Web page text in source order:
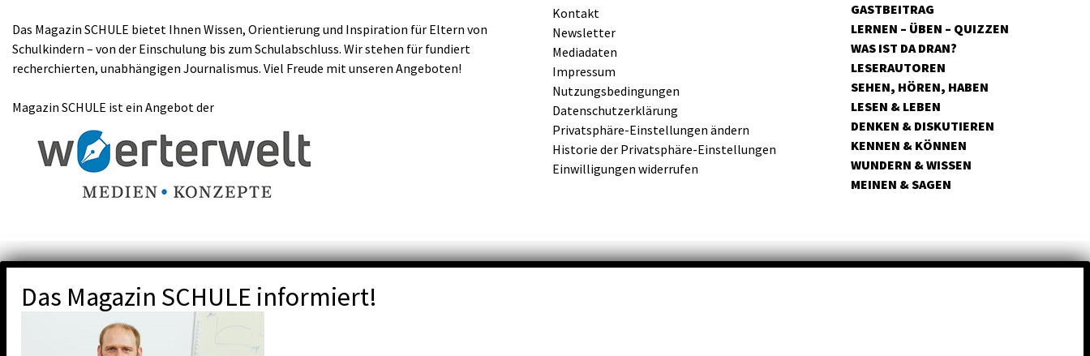
Das Magazin SCHULE bietet Ihnen Wissen, Orientierung und Inspiration für Eltern von
Schulkindern – von der Einschulung bis zum Schulabschluss. Wir stehen für fundiert
recherchierten, unabhängigen Journalismus. Viel Freude mit unseren Angeboten!
Magazin SCHULE ist ein Angebot der
Kontakt
Newsletter
Mediadaten
Impressum
Nutzungsbedingungen
Datenschutzerklärung
Privatsphäre-Einstellungen ändern
Historie der Privatsphäre-Einstellungen
Einwilligungen widerrufen
GASTBEITRAG
LERNEN – ÜBEN – QUIZZEN
WAS IST DA DRAN?
LESERAUTOREN
SEHEN, HÖREN, HABEN
LESEN & LEBEN
DENKEN & DISKUTIEREN
KENNEN & KÖNNEN
WUNDERN & WISSEN
MEINEN & SAGEN
Das Magazin SCHULE informiert!